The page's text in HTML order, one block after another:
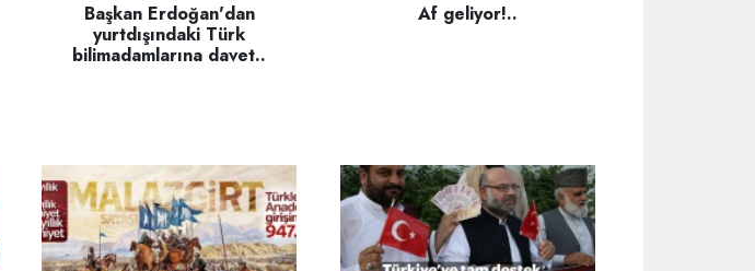
Başkan Erdoğan'dan
yurtdışındaki Türk
bilimadamlarına davet..
Af geliyor!..